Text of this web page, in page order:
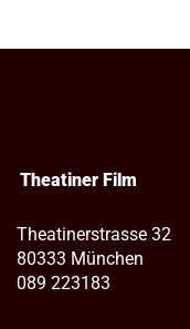
Theatiner Film
Theatinerstrasse 32
80333 München
089 223183